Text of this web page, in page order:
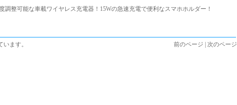
調整可能な車載ワイヤレス充電器！15Wの急速充電で便利なスマホホルダー！
ます。 前のページ | 次のページ